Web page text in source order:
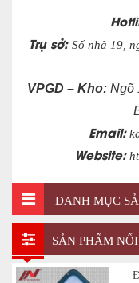
Trụ sở: Số nhà 19,
VPGD – Kho: Ngõ
Email:
Website:
DANH MỤC
SẢN PHẨM